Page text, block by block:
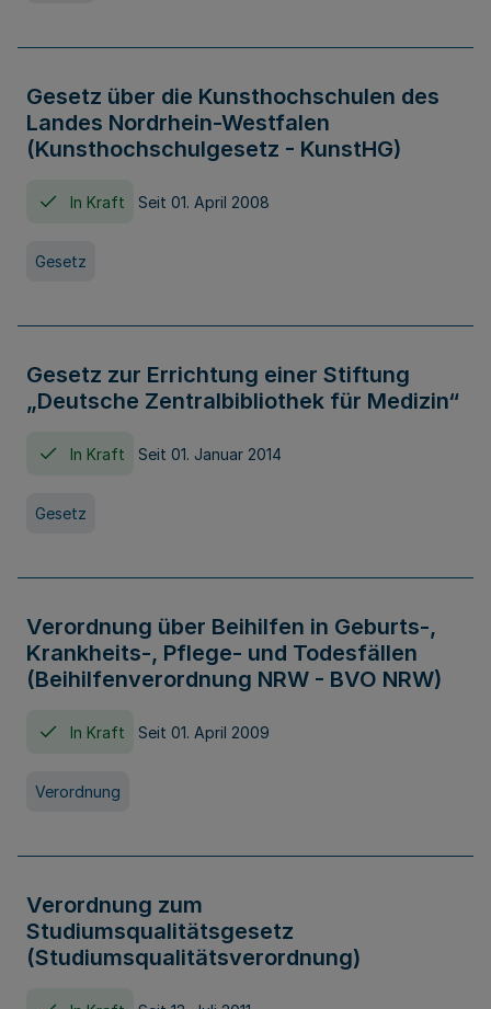
Gesetz über die Kunsthochschulen des
Landes Nordrhein-Westfalen
(Kunsthochschulgesetz - KunstHG)
In Kraft Seit 01. April 2008
Gesetz
Gesetz zur Errichtung einer Stiftung
„Deutsche Zentralbibliothek für Medizin“
In Kraft Seit 01. Januar 2014
Gesetz
Verordnung über Beihilfen in Geburts-,
Krankheits-, Pflege- und Todesfällen
(Beihilfenverordnung NRW - BVO NRW)
In Kraft Seit 01. April 2009
Verordnung
Verordnung zum
Studiumsqualitätsgesetz
(Studiumsqualitätsverordnung)